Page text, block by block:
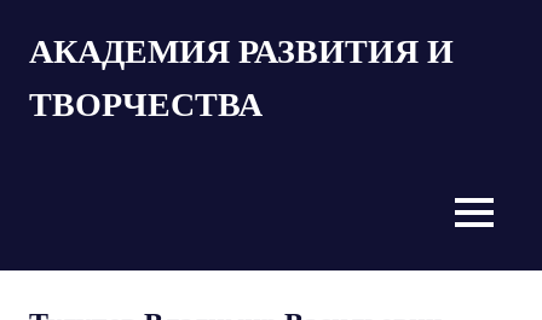
АКАДЕМИЯ РАЗВИТИЯ И
ТВОРЧЕСТВА
MENU